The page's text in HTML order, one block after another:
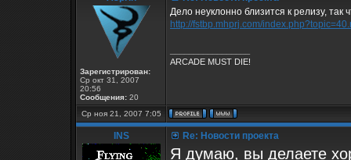
Зарегистрирован:
Ср окт 31, 2007
20:56
Сообщения: 20
Дело неуклонно близится к релизу,
http://fstbp.mhprj.com/
ARCADE MUST DIE!
Ср ноя 21, 2007 7:05
INS Re: Новости проекта
Я думаю, вы делаете